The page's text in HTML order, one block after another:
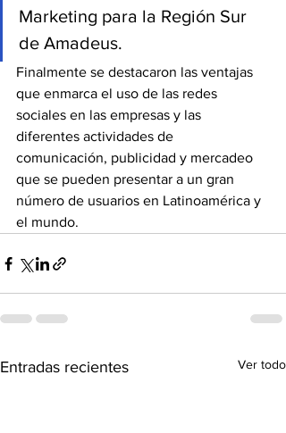
Marketing para la Región Sur
de Amadeus.
Finalmente se destacaron las ventajas
que enmarca el uso de las redes
sociales en las empresas y las
diferentes actividades de
comunicación, publicidad y mercadeo
que se pueden presentar a un gran
número de usuarios en Latinoamérica y
el mundo.
Entradas recientes Ver todo